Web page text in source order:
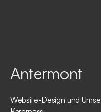
Antermont
Website-Design und